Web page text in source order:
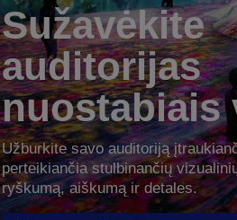
Sužavėkite
auditorijas
nuostabiais
Užburkite savo auditoriją
perteikiančia stulbinančių
ryškumą, aiškumą ir detales.